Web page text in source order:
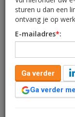
impact
bij Vorm
Redactie
2
één jaar geleden
Vorm heeft
sturen u dan een
ontvang je op
E-mailadres*:
Ga verder
Ga verder